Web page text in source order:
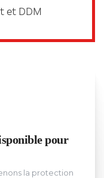
et DDM
pour
la protection